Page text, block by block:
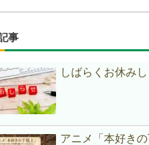
事
しばらくお休み
アニメ「本好きの